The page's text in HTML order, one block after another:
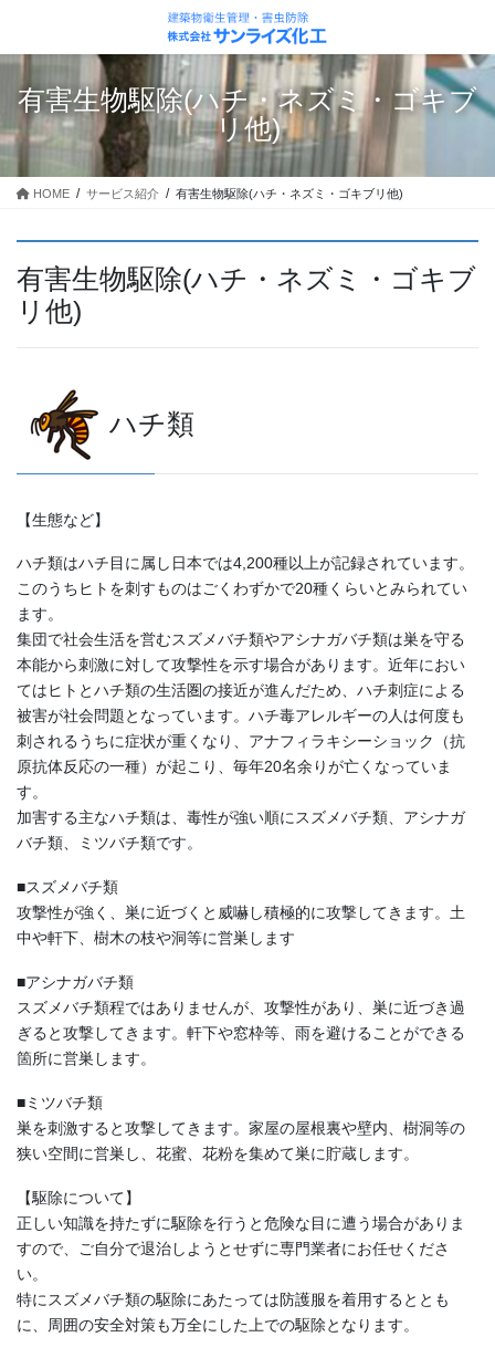
テ
に
移
ゲ
ョ
ン
有害生物駆除(ハチ・ネズミ・ゴキブ
リ他)
HOME サービス紹介 有害生物駆除(ハチ・ネズミ・ゴキブリ他)
有害生物駆除(ハチ・ネズミ・ゴキブ
リ他)
ハチ類
【生態など】
ハチ類はハチ目に属し日本では4,200種以上が記録されています。
このうちヒトを刺すものはごくわずかで20種くらいとみられてい
ます。
集団で社会生活を営むスズメバチ類やアシナガバチ類は巣を守る
本能から刺激に対して攻撃性を示す場合があります。近年におい
てはヒトとハチ類の生活圏の接近が進んだため、ハチ刺症による
被害が社会問題となっています。ハチ毒アレルギーの人は何度も
刺されるうちに症状が重くなり、アナフィラキシーショック（抗
原抗体反応の一種）が起こり、毎年20名余りが亡くなっていま
す。
加害する主なハチ類は、毒性が強い順にスズメバチ類、アシナガ
バチ類、ミツバチ類です。
■スズメバチ類
攻撃性が強く、巣に近づくと威嚇し積極的に攻撃してきます。土
中や軒下、樹木の枝や洞等に営巣します
■アシナガバチ類
スズメバチ類程ではありませんが、攻撃性があり、巣に近づき過
ぎると攻撃してきます。軒下や窓枠等、雨を避けることができる
箇所に営巣します。
■ミツバチ類
巣を刺激すると攻撃してきます。家屋の屋根裏や壁内、樹洞等の
狭い空間に営巣し、花蜜、花粉を集めて巣に貯蔵します。
【駆除について】
正しい知識を持たずに駆除を行うと危険な目に遭う場合がありま
すので、ご自分で退治しようとせずに専門業者にお任せくださ
い。
特にスズメバチ類の駆除にあたっては防護服を着用するととも
に、周囲の安全対策も万全にした上での駆除となります。